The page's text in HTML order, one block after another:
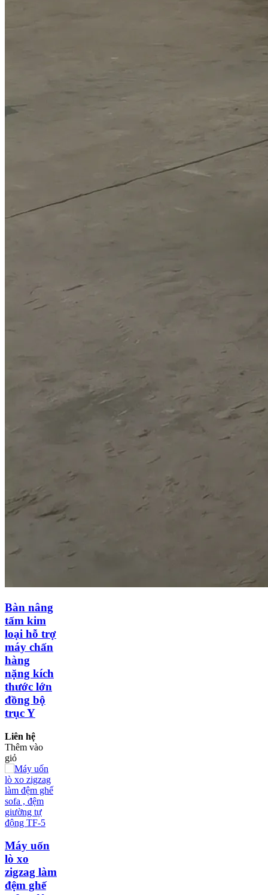
Bàn nâng
tấm kim
loại hỗ trợ
máy chấn
hàng
nặng kích
thước lớn
đồng bộ
trục Y
Liên hệ
Thêm vào
giỏ
Máy uốn
lò xo
zigzag làm
đệm ghế